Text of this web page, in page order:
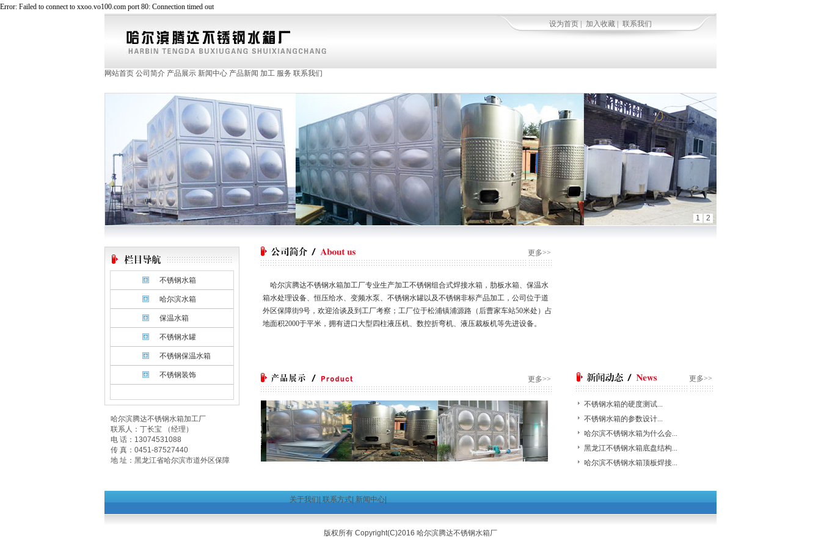
Error: Failed to connect to xxoo.vo100.com port 80: Connection timed out
1 2
网站首页 公司简介 产品展示 新闻中心 产品新闻 加工 服务 联系我们
设为首页 | 加入收藏 | 联系我们
更多>>
不锈钢水箱的硬度测试...
不锈钢水箱的参数设计...
哈尔滨不锈钢水箱为什么会...
黑龙江不锈钢水箱底盘结构...
哈尔滨不锈钢水箱顶板焊接...
不锈钢水箱
哈尔滨水箱
保温水箱
不锈钢水罐
不锈钢保温水箱
不锈钢装饰 更多>>
更多>>
哈尔滨腾达不锈钢水箱加工厂专业生产加工不锈钢组合式焊接水箱，肋板水箱、保温水
箱水处理设备、恒压给水、变频水泵、不锈钢水罐以及不锈钢非标产品加工，公司位于道
外区保障街9号，欢迎洽谈及到工厂考察；工厂位于松浦镇浦源路（后曹家车站50米处）占
地面积2000于平米，拥有进口大型四柱液压机、数控折弯机、液压裁板机等先进设备。
哈尔滨腾达不锈钢水箱加工厂
联系人：丁长宝 （经理）
电 话：13074531088
传 真：0451-87527440
地 址：黑龙江省哈尔滨市道外区保障
关于我们 联系方式 新闻中心
版权所有 Copyright(C)2016 哈尔滨腾达不锈钢水箱厂